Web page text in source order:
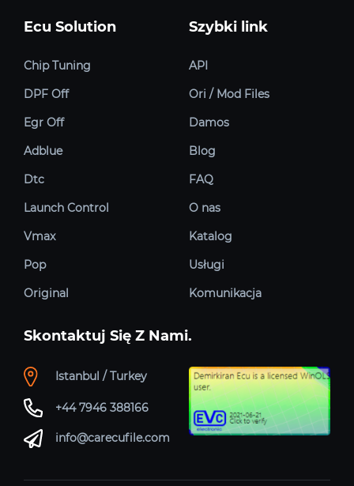
Ecu Solution
Chip Tuning
DPF Off
Egr Off
Adblue
Dtc
Launch Control
Vmax
Pop
Original
Szybki link
API
Ori / Mod Files
Damos
Blog
FAQ
O nas
Katalog
Usługi
Komunikacja
Skontaktuj Się Z Nami.
Istanbul / Turkey
+44 7946 388166
info@carecufile.com